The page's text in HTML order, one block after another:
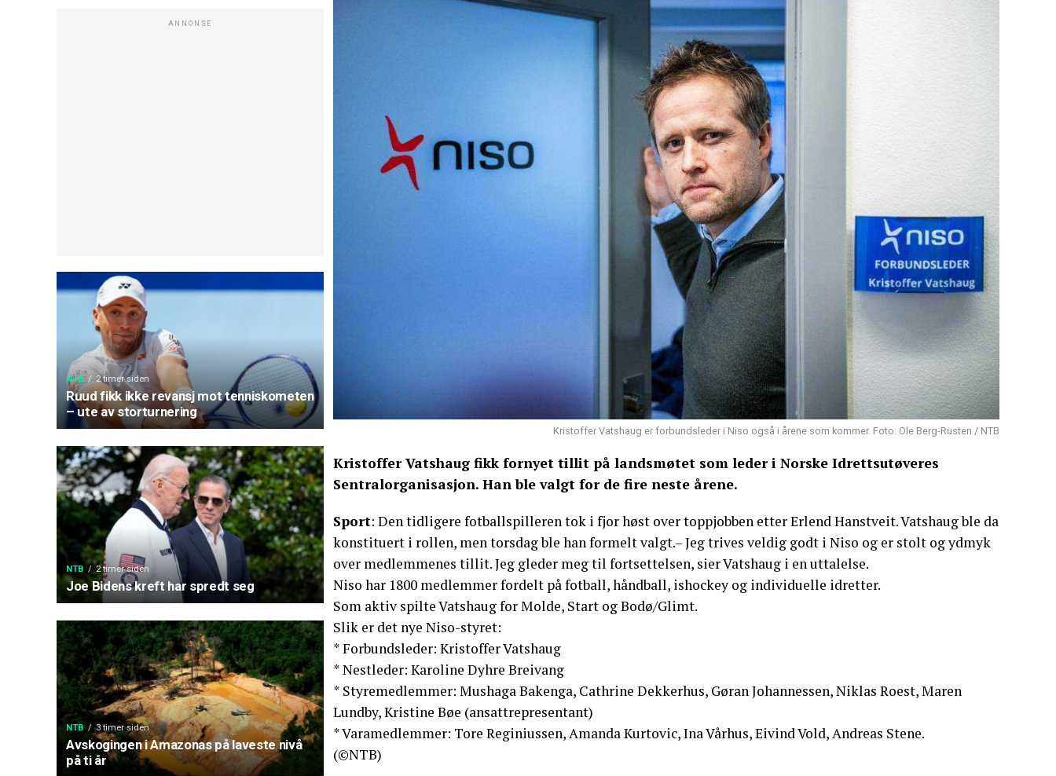
ANNONSE
NTB 2 timer siden
Ruud fikk ikke revansj mot tenniskometen
– ute av storturnering
NTB 2 timer siden
Joe Bidens kreft har spredt seg
NTB 3 timer siden
Avskogingen i Amazonas på laveste nivå
på ti år
Kristoffer Vatshaug er forbundsleder i Niso også i årene som kommer. Foto: Ole Berg-Rusten / NTB
Kristoffer Vatshaug fikk fornyet tillit på landsmøtet som leder i Norske Idrettsutøveres
Sentralorganisasjon. Han ble valgt for de fire neste årene.
Sport: Den tidligere fotballspilleren tok i fjor høst over toppjobben etter Erlend Hanstveit. Vatshaug ble da
konstituert i rollen, men torsdag ble han formelt valgt.– Jeg trives veldig godt i Niso og er stolt og ydmyk
over medlemmenes tillit. Jeg gleder meg til fortsettelsen, sier Vatshaug i en uttalelse.
Niso har 1800 medlemmer fordelt på fotball, håndball, ishockey og individuelle idretter.
Som aktiv spilte Vatshaug for Molde, Start og Bodø/Glimt.
Slik er det nye Niso-styret:
* Forbundsleder: Kristoffer Vatshaug
* Nestleder: Karoline Dyhre Breivang
* Styremedlemmer: Mushaga Bakenga, Cathrine Dekkerhus, Gøran Johannessen, Niklas Roest, Maren
Lundby, Kristine Bøe (ansattrepresentant)
* Varamedlemmer: Tore Reginiussen, Amanda Kurtovic, Ina Vårhus, Eivind Vold, Andreas Stene.
(©NTB)